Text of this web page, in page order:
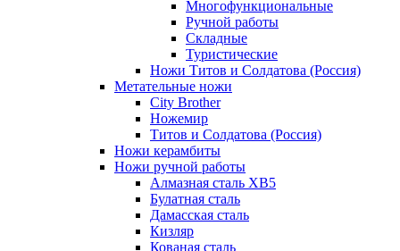
Многофункциональные
Ручной работы
Складные
Туристические
Ножи Титов и Солдатова (Россия)
Метательные ножи
City Brother
Ножемир
Титов и Солдатова (Россия)
Ножи керамбиты
Ножи ручной работы
Алмазная сталь ХВ5
Булатная сталь
Дамасская сталь
Кизляр
Кованая сталь